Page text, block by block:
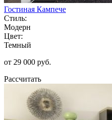
Гостиная Кампече
Стиль:
Модерн
Цвет:
Темный
от 29 000 руб.
Рассчитать